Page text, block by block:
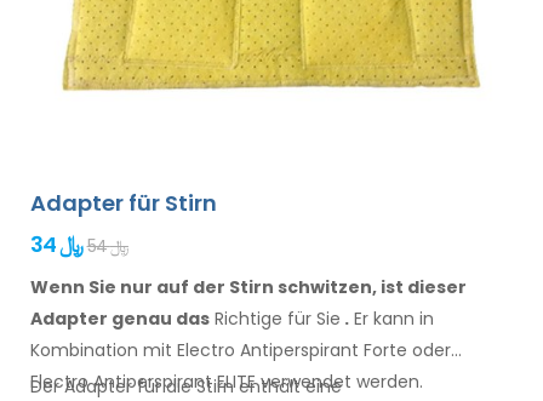
Adapter für Stirn
34 ﷼
54 ﷼
Wenn Sie nur auf der Stirn schwitzen, ist dieser
Adapter genau das Richtige für Sie . Er kann in
Kombination mit Electro Antiperspirant Forte oder
Electro Antiperspirant ELITEverwendet werden.
Der Adapter fürdie Stirnenthält eine